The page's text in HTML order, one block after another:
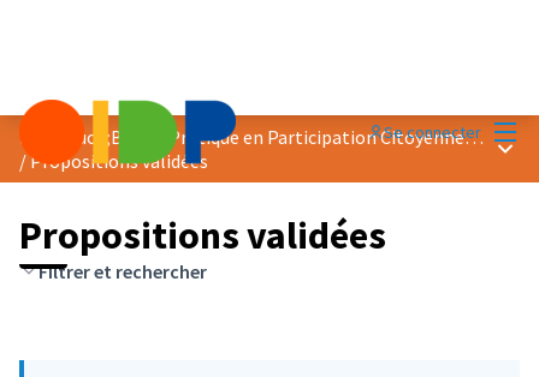
Se connecter
Prix &quot;Bonne Pratique en Participation Citoyenne&quot; 2021
/Propositions validées
Propositions validées
Filtrer et rechercher